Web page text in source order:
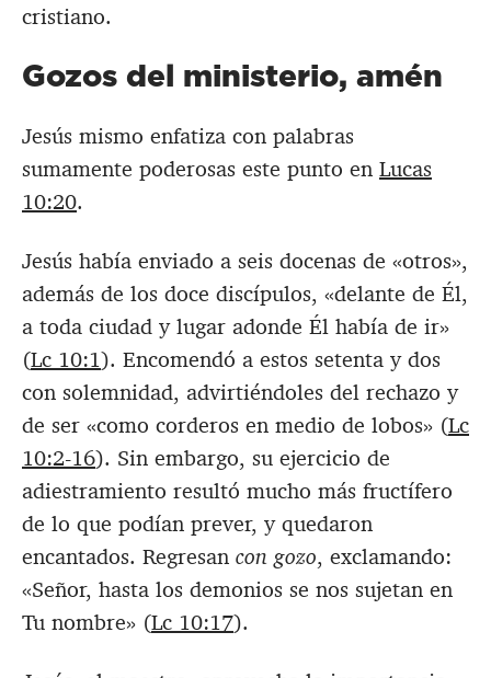
cristiano.
Gozos del ministerio, amén
Jesús mismo enfatiza con palabras
sumamente poderosas este punto en Lucas
10:20.
Jesús había enviado a seis docenas de «otros»,
además de los doce discípulos, «delante de Él,
a toda ciudad y lugar adonde Él había de ir»
(Lc 10:1). Encomendó a estos setenta y dos
con solemnidad, advirtiéndoles del rechazo y
de ser «como corderos en medio de lobos» (Lc
10:2-16). Sin embargo, su ejercicio de
adiestramiento resultó mucho más fructífero
de lo que podían prever, y quedaron
encantados. Regresan con gozo, exclamando:
«Señor, hasta los demonios se nos sujetan en
Tu nombre» (Lc 10:17).